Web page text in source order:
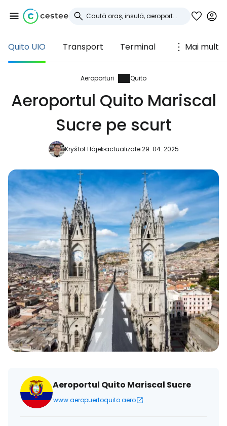
Quito UIO Transport Terminal Mai mult
Aeroporturi Quito
Aeroportul Quito Mariscal
Sucre pe scurt
Kryštof Hájekactualizate 29. 04. 2025
Aeroportul Quito Mariscal Sucre
www.aeropuertoquito.aero
Conectați-vă la
Cestee
... comunitatea mondială a călătorilor
Continuați cu Google
Continuați cu Facebook
Continuați cu e-mailul